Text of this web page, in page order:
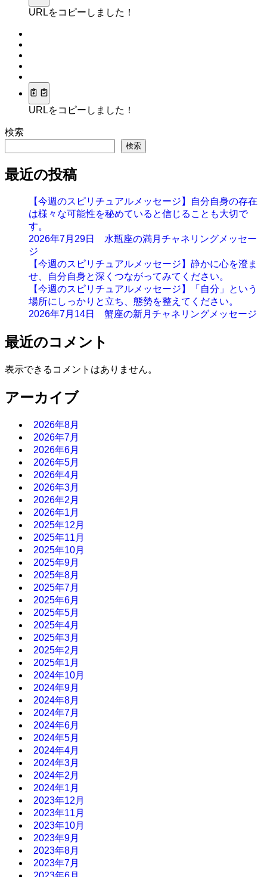
URLをコピーしました！
URLをコピーしました！
検索
検索
最近の投稿
【今週のスピリチュアルメッセージ】自分自身の存在
は様々な可能性を秘めていると信じることも大切で
す。
2026年7月29日 水瓶座の満月チャネリングメッセー
ジ
【今週のスピリチュアルメッセージ】静かに心を澄ま
せ、自分自身と深くつながってみてください。
【今週のスピリチュアルメッセージ】「自分」という
場所にしっかりと立ち、態勢を整えてください。
2026年7月14日 蟹座の新月チャネリングメッセージ
最近のコメント
表示できるコメントはありません。
アーカイブ
2026年8月
2026年7月
2026年6月
2026年5月
2026年4月
2026年3月
2026年2月
2026年1月
2025年12月
2025年11月
2025年10月
2025年9月
2025年8月
2025年7月
2025年6月
2025年5月
2025年4月
2025年3月
2025年2月
2025年1月
2024年10月
2024年9月
2024年8月
2024年7月
2024年6月
2024年5月
2024年4月
2024年3月
2024年2月
2024年1月
2023年12月
2023年11月
2023年10月
2023年9月
2023年8月
2023年7月